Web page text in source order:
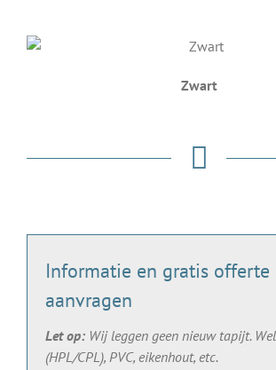
Zwart
Informatie en gratis offerte
aanvragen
Let op:Wij leggen geen nieuw tapijt.
(HPL/CPL), PVC, eikenhout, etc.